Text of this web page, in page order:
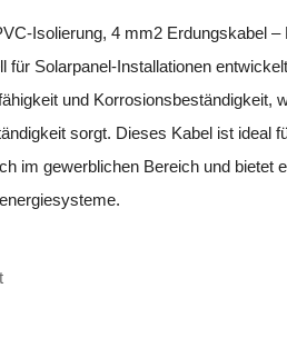
Isolierung, 4 mm2 Erdungskabel –
für Solarpanel-Installationen
und Korrosionsbeständigkeit,
sorgt. Dieses Kabel ist ideal
im gewerblichen Bereich und bietet